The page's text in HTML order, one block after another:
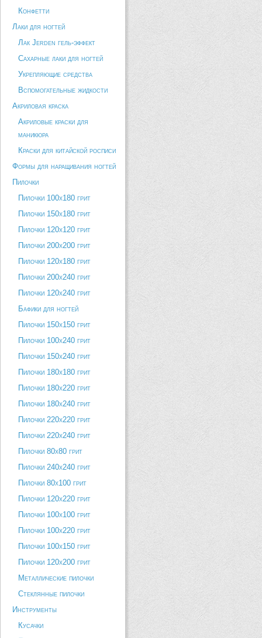
Конфетти
Лаки для ногтей
Лак Jerden гель-эффект
Сахарные лаки для ногтей
Укрепляющие средства
Вспомогательные жидкости
Акриловая краска
Акриловые краски для
маникюра
Краски для китайской росписи
Формы для наращивания ногтей
Пилочки
Пилочки 100х180 грит
Пилочки 150х180 грит
Пилочки 120х120 грит
Пилочки 200х200 грит
Пилочки 120х180 грит
Пилочки 200х240 грит
Пилочки 120х240 грит
Бафики для ногтей
Пилочки 150х150 грит
Пилочки 100х240 грит
Пилочки 150х240 грит
Пилочки 180х180 грит
Пилочки 180х220 грит
Пилочки 180х240 грит
Пилочки 220х220 грит
Пилочки 220х240 грит
Пилочки 80х80 грит
Пилочки 240х240 грит
Пилочки 80х100 грит
Пилочки 120х220 грит
Пилочки 100х100 грит
Пилочки 100х220 грит
Пилочки 100х150 грит
Пилочки 120х200 грит
Металлические пилочки
Стеклянные пилочки
Инструменты
Кусачки